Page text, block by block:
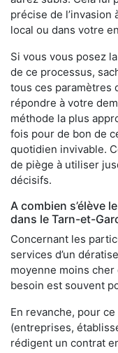
précise de
local ou dans votre
Si vous vous posez
de ce processus,
tous ces paramètres
répondre à votre
méthode la plus
fois pour de bon de
quotidien invivable.
de piège à utiliser
décisifs.
A combien s’élève
dans le Tarn-et-
Concernant les
services d’un
moyenne moins
besoin est souvent
En revanche, pour
(entreprises,
rédigent un contrat